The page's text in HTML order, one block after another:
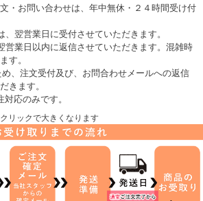
・お問い合わせは、年中無休・２４時間受け付
翌営業日に受付させていただきます。
営業日以内に返信させていただきます。混雑時
ます。
、注文受付及び、お問合わせメールへの返信
きます。
対応のみです。
クリックで大きくなります